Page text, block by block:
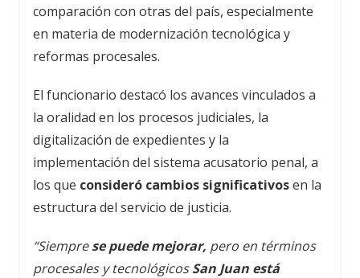
comparación con otras del país, especialmente
en materia de modernización tecnológica y
reformas procesales.
El funcionario destacó los avances vinculados a
la oralidad en los procesos judiciales, la
digitalización de expedientes y la
implementación del sistema acusatorio penal, a
los que consideró cambios significativosen la
estructura del servicio de justicia.
“Siemprese puede mejorar, pero en términos
procesales y tecnológicosSan Juan está